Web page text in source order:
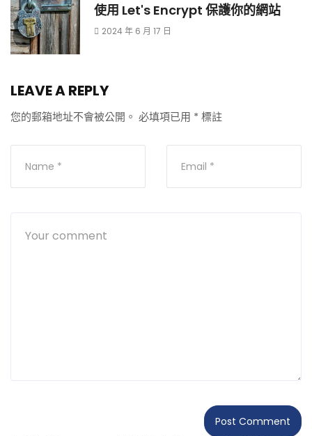
使用 Let's Encrypt 保護你的網站
2024 年 6 月 17 日
LEAVE A REPLY
您的郵箱地址不會被公開。 必填項已用 * 標註